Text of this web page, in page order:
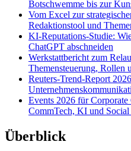
Botschwemme bis zur
Vom Excel zur
Redaktionstool und
KI-Reputations-Studie:
ChatGPT abschneiden
Werkstattbericht zum
Themensteuerung, Rollen
Reuters-Trend-Report
Events 2026 für
CommTech, KI und Social
Überblick